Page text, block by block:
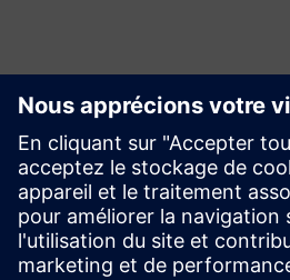
Requête
Build
Élargit le champ d'utilisation ou
une solution Siemens Xcelerator
produit, ou crée une nouvelle
l'intégration du produit Siemens